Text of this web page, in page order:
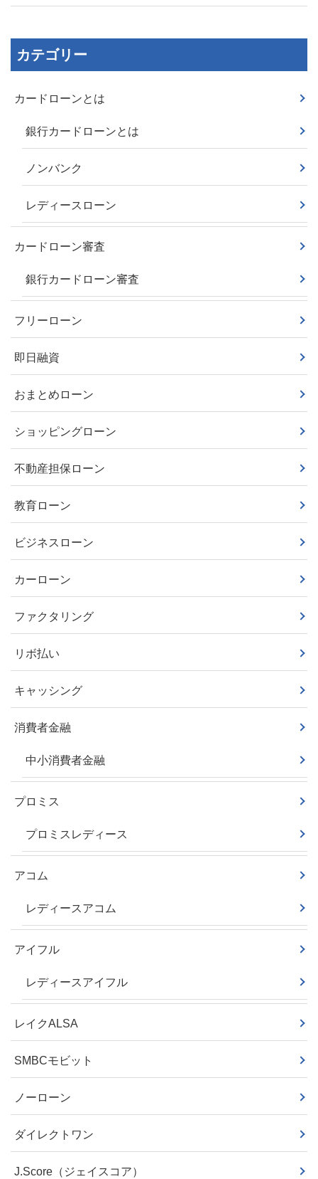
カテゴリー
カードローンとは
銀行カードローンとは
ノンバンク
レディースローン
カードローン審査
銀行カードローン審査
フリーローン
即日融資
おまとめローン
ショッピングローン
不動産担保ローン
教育ローン
ビジネスローン
カーローン
ファクタリング
リボ払い
キャッシング
消費者金融
中小消費者金融
プロミス
プロミスレディース
アコム
レディースアコム
アイフル
レディースアイフル
レイクALSA
SMBCモビット
ノーローン
ダイレクトワン
J.Score（ジェイスコア）